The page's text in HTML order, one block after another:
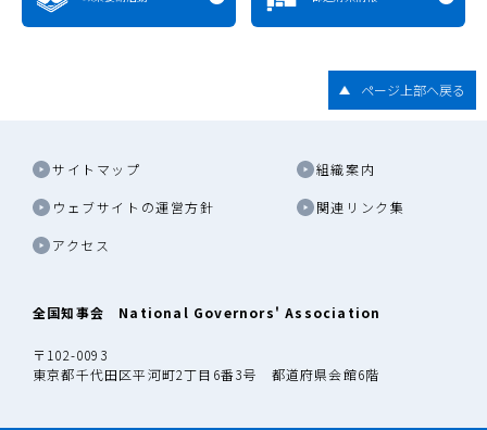
ページ上部へ戻る
サイトマップ 組織案内
ウェブサイトの運営方針 関連リンク集
アクセス
全国知事会 National Governors' Association
〒102-0093
東京都千代田区平河町2丁目6番3号 都道府県会館6階